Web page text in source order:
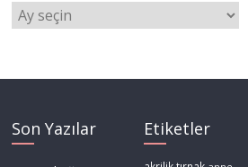
Arşivler
Son Yazılar Etiketler